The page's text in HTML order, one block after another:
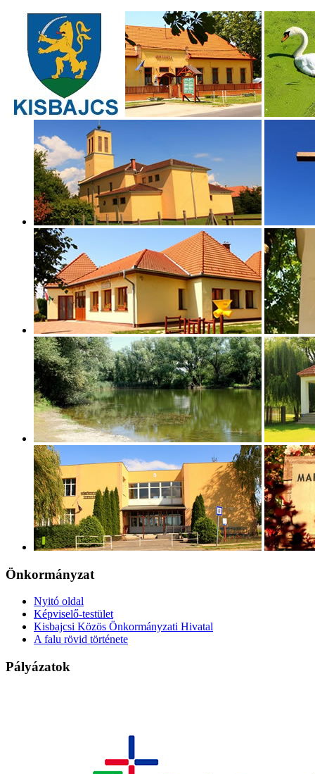
Önkormányzat
Nyitó oldal
Képviselő-testület
Kisbajcsi Közös Önkormányzati Hivatal
A falu rövid története
Pályázatok